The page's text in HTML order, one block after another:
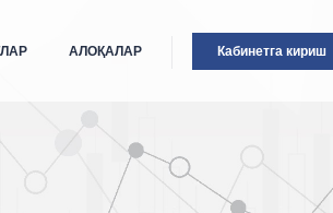
Кабинетга кириш
АЛОҚАЛАР